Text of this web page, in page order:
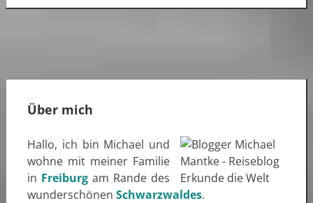
Über mich
Hallo, ich bin Michael und
wohne mit meiner Familie
in Freiburg am Rande des
wunderschönen Schwarzwaldes.